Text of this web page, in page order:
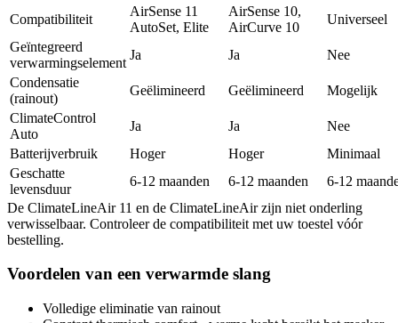
Compatibiliteit
AirSense 11
AutoSet, Elite
AirSense 10,
AirCurve 10
Universeel
Geïntegreerd
verwarmingselement
Ja Ja
Nee
Condensatie
(rainout)
Geëlimineerd Geëlimineerd
Mogelijk
ClimateControl
Auto
Ja Ja
Nee
Batterijverbruik
Hoger Hoger
Minimaal
Geschatte
levensduur
6-12 maanden 6-12 maanden
6-12
De ClimateLineAir 11 en de ClimateLineAir zijn niet onderling
verwisselbaar. Controleer de compatibiliteit met uw toestel vóór
bestelling.
Voordelen van een verwarmde slang
Volledige eliminatie van rainout